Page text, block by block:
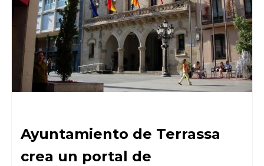
Ayuntamiento de Terrassa
crea un portal de